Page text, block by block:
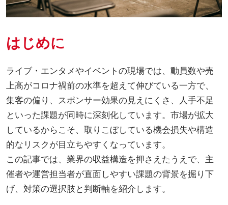
はじめに
ライブ・エンタメやイベントの現場では、動員数や売
上高がコロナ禍前の水準を超えて伸びている一方で、
集客の偏り、スポンサー効果の見えにくさ、人手不足
といった課題が同時に深刻化しています。市場が拡大
しているからこそ、取りこぼしている機会損失や構造
的なリスクが目立ちやすくなっています。
この記事では、業界の収益構造を押さえたうえで、主
催者や運営担当者が直面しやすい課題の背景を掘り下
げ、対策の選択肢と判断軸を紹介します。